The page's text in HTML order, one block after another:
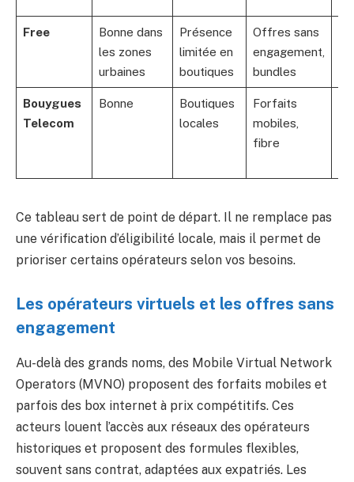
Free
Bonne dans
les zones
urbaines
Présence
limitée en
boutiques
Offres sans
engagement,
bundles
Bouygues
Telecom
Bonne
Boutiques
locales
Forfaits
mobiles,
fibre
Ce tableau sert de point de départ. Il ne remplace pas
une vérification d’éligibilité locale, mais il permet de
prioriser certains opérateurs selon vos besoins.
Les opérateurs virtuels et les offres sans
engagement
Au-delà des grands noms, des Mobile Virtual Network
Operators (MVNO) proposent des forfaits mobiles et
parfois des box internet à prix compétitifs. Ces
acteurs louent l’accès aux réseaux des opérateurs
historiques et proposent des formules flexibles,
souvent sans contrat, adaptées aux expatriés. Les